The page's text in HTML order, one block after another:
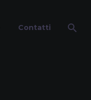
Contatti